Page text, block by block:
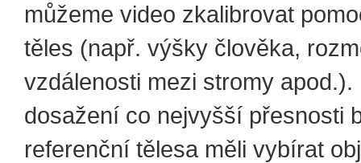
můžeme video zkalibrovat
těles (např. výšky člověka,
vzdálenosti mezi stromy apod.).
dosažení co nejvyšší přesnosti
referenční tělesa měli vybírat